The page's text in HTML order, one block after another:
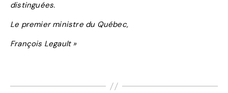
distinguées.
Le premier ministre du Québec,
François Legault »